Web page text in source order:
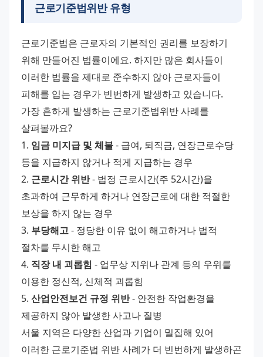
근로기준법위반 유형
근로기준법은 근로자의 기본적인 권리를 보장하기
위해 만들어진 법률이에요. 하지만 많은 회사들이
이러한 법률을 제대로 준수하지 않아 근로자들이
피해를 입는 경우가 빈번하게 발생하고 있습니다.
가장 흔하게 발생하는 근로기준법위반 사례를
살펴볼까요?
1. 임금 미지급 및 체불 - 급여, 퇴직금, 연장근로수당
등을 지급하지 않거나 적게 지급하는 경우
2. 근로시간 위반 - 법정 근로시간(주 52시간)을
초과하여 근무하게 하거나 연장근로에 대한 적절한
보상을 하지 않는 경우
3. 부당해고 - 정당한 이유 없이 해고하거나 법적
절차를 무시한 해고
4. 직장 내 괴롭힘 - 업무상 지위나 관계 등의 우위를
이용한 정신적, 신체적 괴롭힘
5. 산업안전보건 규정 위반 - 안전한 작업환경을
제공하지 않아 발생한 사고나 질병
서울 지역은 다양한 산업과 기업이 밀집해 있어
이러한 근로기준법 위반 사례가 더 빈번하게 발생하곤